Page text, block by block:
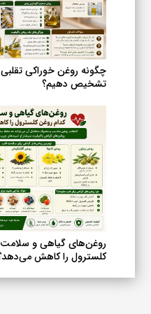
چگونه روغن خوراکی
تشخیص دهیم؟
روغن‌های گیاهی و سلامت
کلسترول را کاهش